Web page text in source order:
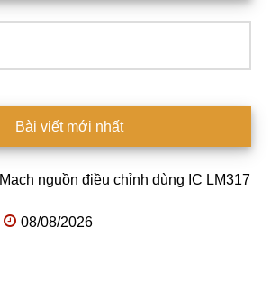
Bài viết mới nhất
Mạch nguồn điều chỉnh dùng IC LM317
08/08/2026